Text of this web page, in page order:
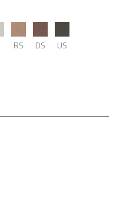
RS DS US